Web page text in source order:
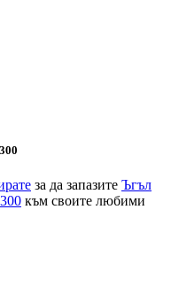
за да запазите Ъгъл
към своите любими